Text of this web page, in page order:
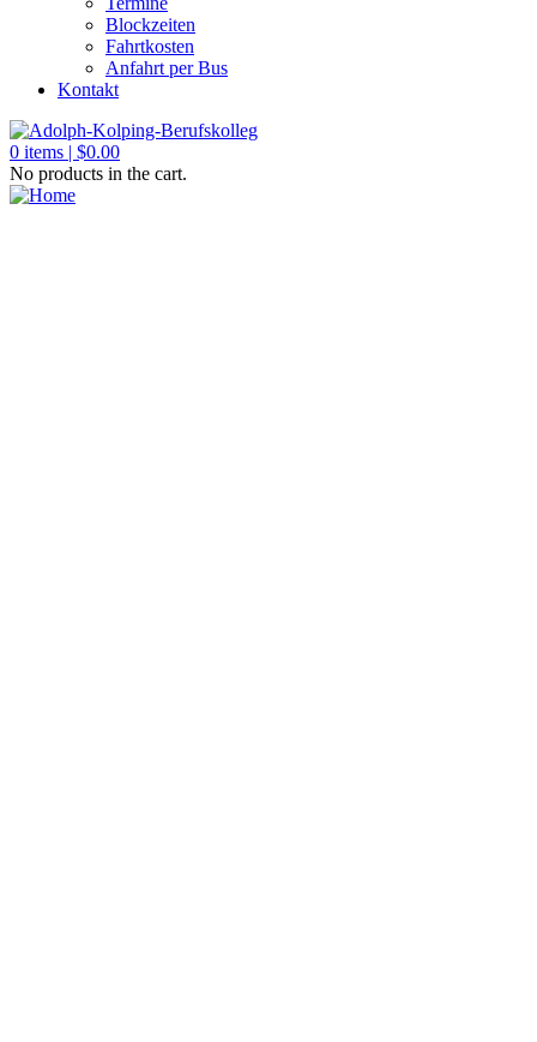
Blockzeiten
Fahrtkosten
Anfahrt per Bus
Kontakt
0 items | $0.00
No products in the cart.